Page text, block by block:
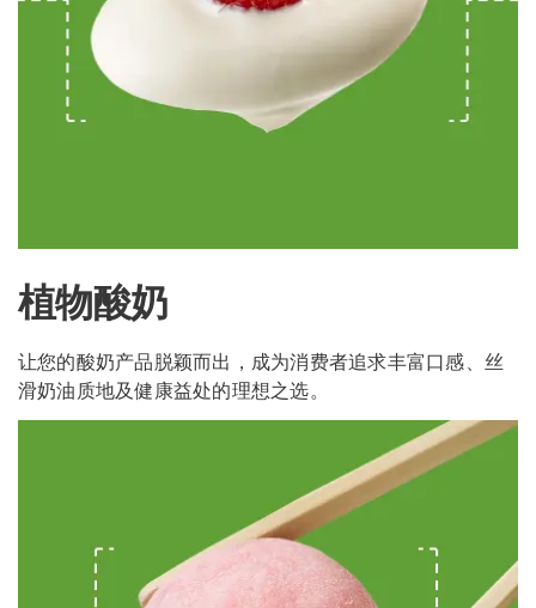
植物酸奶
让您的酸奶产品脱颖而出，成为消费者追求丰富口感、丝
滑奶油质地及健康益处的理想之选。